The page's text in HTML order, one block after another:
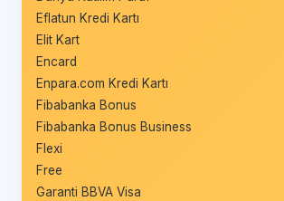
Eflatun Kredi Kartı
Elit Kart
Encard
Enpara.com Kredi Kartı
Fibabanka Bonus
Fibabanka Bonus Business
Flexi
Free
Garanti BBVA Visa